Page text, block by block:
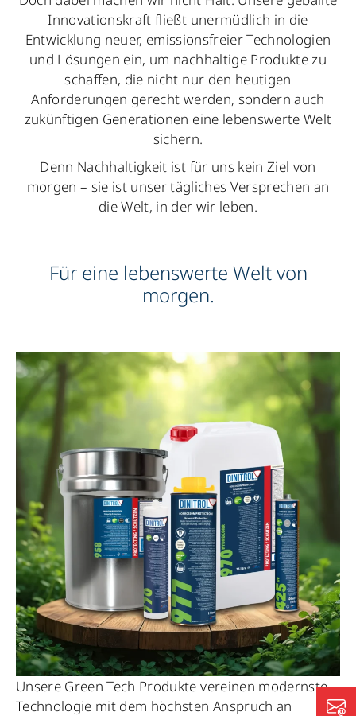
Innovationskraft fließt unermüdlich in die
Entwicklung neuer, emissionsfreier Technologien
und Lösungen ein, um nachhaltige Produkte zu
schaffen, die nicht nur den heutigen
Anforderungen gerecht werden, sondern auch
zukünftigen Generationen eine lebenswerte Welt
sichern.
Denn Nachhaltigkeit ist für uns kein Ziel von
morgen – sie ist unser tägliches Versprechen an
die Welt, in der wir leben.
Für eine lebenswerte Welt von
morgen.
Unsere Green Tech Produkte vereinen modernste
Technologie mit dem höchsten Anspruch an